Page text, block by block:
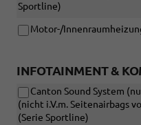
Sportline)
Motor-/
INFOTAINMENT &
Canton Sound System
(nicht i.V.m. Seitenairbags
(Serie Sportline)